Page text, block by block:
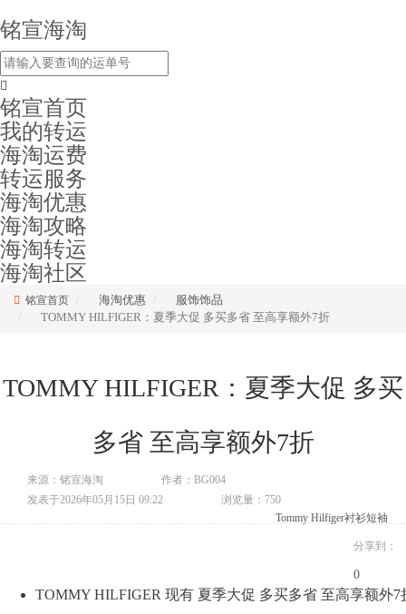
铭宣海淘
铭宣首页
我的转运
海淘运费
转运服务
海淘优惠
海淘攻略
海淘转运
海淘社区
铭宣首页 海淘优惠
服饰饰品
TOMMY HILFIGER：夏季大促 多买多省 至高享额外7折
TOMMY HILFIGER：夏季大促 多买
多省 至高享额外7折
来源：铭宣海淘
作者：BG004
发表于2026年05月15日 09:22
浏览量：750
Tommy Hilfiger衬衫短袖
分享到：
0
TOMMY HILFIGER 现有 夏季大促 多买多省 至高享额外7